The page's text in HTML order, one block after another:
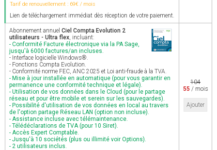
Tarif de renouvellement : 69€ / mois
Lien de téléchargement immédiat dès réception de votre paiement.
Abonnement annuel Ciel Compta Evolution 2
utilisateurs - Ultra flex, incluant:
- Conformité Facture électronique via la PA Sage,
jusqu'à 6000 factures/an incluses.
- Interface logicielle Windows®.
- Fonctions Compta Evolution.
- Conformité norme FEC, ANC 2025 et Loi anti-fraude à la TVA.
- Mise à jour installée en automatique (pour vous garantir en
permanence une conformité technique et légale).
- Utilisation de vos données dans le Cloud (pour le partage
réseau et pour être mobile et serein sur les sauvegardes).
- Possibilité d'utilisation de vos données en local au travers
de l'option partage Réseau LAN (option non incluse).
- Assistance incluse avec télémaintenance.
- Télédéclarations de TVA (pour 10 Siret).
- Accès Expert Comptable.
- Jusqu'à 10 sociétés (plus ou illimité voir Options).
- 2 utilisateurs inclus.
104
55 / mois
Ajouter